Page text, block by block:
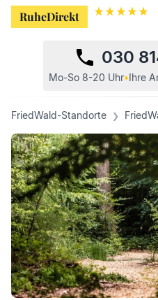
RuheDirekt
030
Mo-So 8-20 Uhr•Ihre
RuheDirekt
FriedWald-Standorte